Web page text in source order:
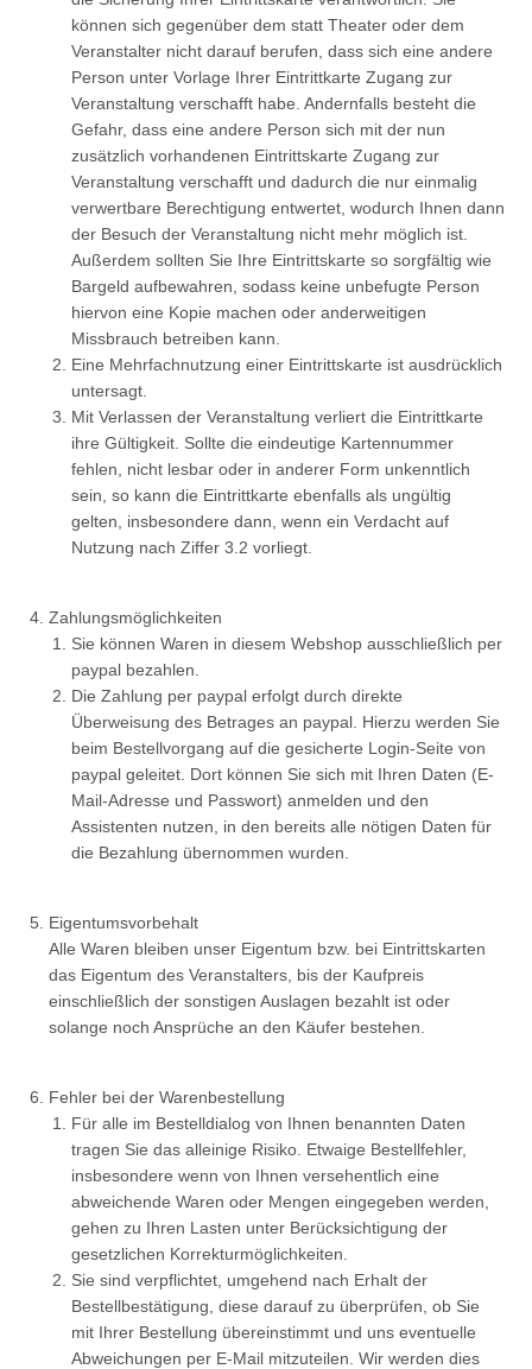
können sich gegenüber dem statt Theater oder dem
Veranstalter nicht darauf berufen, dass sich eine andere
Person unter Vorlage Ihrer Eintrittkarte Zugang zur
Veranstaltung verschafft habe. Andernfalls besteht die
Gefahr, dass eine andere Person sich mit der nun
zusätzlich vorhandenen Eintrittskarte Zugang zur
Veranstaltung verschafft und dadurch die nur einmalig
verwertbare Berechtigung entwertet, wodurch Ihnen dann
der Besuch der Veranstaltung nicht mehr möglich ist.
Außerdem sollten Sie Ihre Eintrittskarte so sorgfältig wie
Bargeld aufbewahren, sodass keine unbefugte Person
hiervon eine Kopie machen oder anderweitigen
Missbrauch betreiben kann.
Eine Mehrfachnutzung einer Eintrittskarte ist ausdrücklich
untersagt.
Mit Verlassen der Veranstaltung verliert die Eintrittkarte
ihre Gültigkeit. Sollte die eindeutige Kartennummer
fehlen, nicht lesbar oder in anderer Form unkenntlich
sein, so kann die Eintrittkarte ebenfalls als ungültig
gelten, insbesondere dann, wenn ein Verdacht auf
Nutzung nach Ziffer 3.2 vorliegt.
Zahlungsmöglichkeiten
Sie können Waren in diesem Webshop ausschließlich per
paypal bezahlen.
Die Zahlung per paypal erfolgt durch direkte
Überweisung des Betrages an paypal. Hierzu werden Sie
beim Bestellvorgang auf die gesicherte Login-Seite von
paypal geleitet. Dort können Sie sich mit Ihren Daten (E-
Mail-Adresse und Passwort) anmelden und den
Assistenten nutzen, in den bereits alle nötigen Daten für
die Bezahlung übernommen wurden.
Eigentumsvorbehalt
Alle Waren bleiben unser Eigentum bzw. bei Eintrittskarten
das Eigentum des Veranstalters, bis der Kaufpreis
einschließlich der sonstigen Auslagen bezahlt ist oder
solange noch Ansprüche an den Käufer bestehen.
Fehler bei der Warenbestellung
Für alle im Bestelldialog von Ihnen benannten Daten
tragen Sie das alleinige Risiko. Etwaige Bestellfehler,
insbesondere wenn von Ihnen versehentlich eine
abweichende Waren oder Mengen eingegeben werden,
gehen zu Ihren Lasten unter Berücksichtigung der
gesetzlichen Korrekturmöglichkeiten.
Sie sind verpflichtet, umgehend nach Erhalt der
Bestellbestätigung, diese darauf zu überprüfen, ob Sie
mit Ihrer Bestellung übereinstimmt und uns eventuelle
Abweichungen per E-Mail mitzuteilen. Wir werden dies